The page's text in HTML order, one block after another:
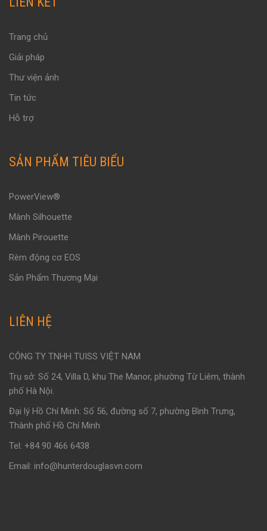
Trang chủ
Giải pháp
Thư viện ảnh
Tin tức
Hỗ trợ
SẢN PHẨM TIÊU BIỂU
PowerView®
Mành Silhouette
Mành Pirouette
Rèm động cơ EOS
Sản Phẩm Thương Mại
LIÊN HỆ
CÔNG TY TNHH TUISS VIỆT NAM
Trụ sở: Số 24, Villa D, khu The Manor, phường Từ Liêm, thành
phố Hà Nội.
Đại lý Hồ Chí Minh: Số 56, đường số 7, phường Bình Trưng,
Thành phố Hồ Chí Minh
Tel: +84 90 466 6438
Email: info@hunterdouglasvn.com